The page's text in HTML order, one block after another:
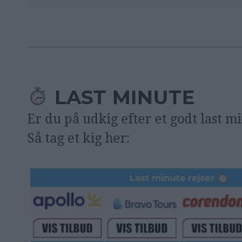
LAST MINUTE
Er du på udkig efter et godt last
Så tag et kig her: